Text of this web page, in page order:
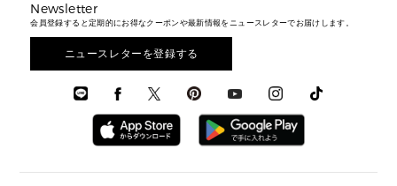
ウェア
アクセサリー
メンズ バッグ
メンズ 財布・小物
メンズ シューズ
メンズ ウェア
メンズ 時計・その他
メンズ財布・小物
メンズアクセサリー
メンズウェア
3 IN 1 / 2 IN 1 バッグ
▶ メンズすべて
▶ メンズすべて
▶ バッグすべて
通勤・通学アイテム
3 IN 1 バッグ
ミニ財布・フラグメントケース
財布・小物
時計・ジュエリー
アクセサリー
エディターレビュー
Newsletter
会員登録すると定期的にお得なクーポンや最新情報をニュースレターでお届けします。
ニュースレターを登録する